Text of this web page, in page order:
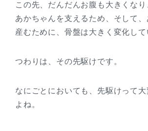
この先、だんだんお腹も大きくなり
あかちゃんを支えるため、そして
産むために、骨盤は大きく変化して
つわりは、その先駆けです。
なにごとにおいても、先駆けって
よね。